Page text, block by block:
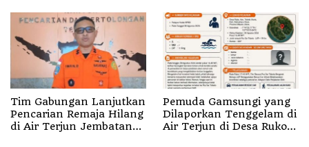
Tim Gabungan Lanjutkan
Pencarian Remaja Hilang
di Air Terjun Jembatan
Pemuda Gamsungi yang
Dilaporkan Tenggelam di
Air Terjun di Desa Ruko